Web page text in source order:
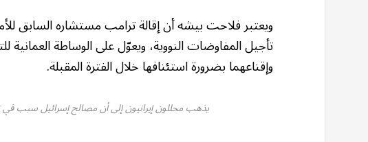
ويعتبر فلاحت بيشه أن إقالة ترامب مستشاره السابق
تأجيل المفاوضات النووية، ويعوّل على الوساطة
وإقناعهما بضرورة استئنافها خلال الفترة المقبلة.
يذهب محللون إيرانيون إلى أن مصالح إسرائيل سبب